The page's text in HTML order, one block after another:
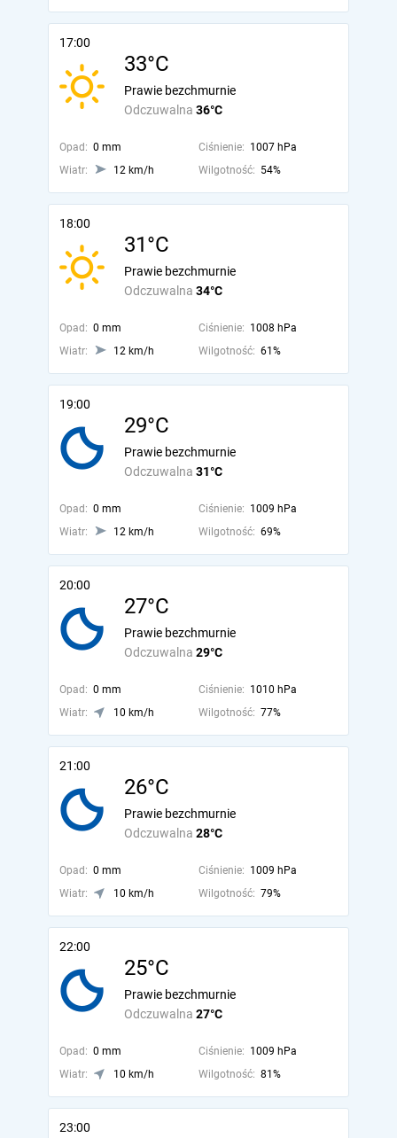
17:00
33°C
Odczuwalna 36°C
Prawie bezchmurnie
Opad: 0 mm Ciśnienie: 1007 hPa
Wiatr:
12 km/h Wilgotność: 54%
18:00
31°C
Odczuwalna 34°C
Prawie bezchmurnie
Opad: 0 mm Ciśnienie: 1008 hPa
Wiatr:
12 km/h Wilgotność: 61%
19:00
29°C
Odczuwalna 31°C
Prawie bezchmurnie
Opad: 0 mm Ciśnienie: 1009 hPa
Wiatr:
12 km/h Wilgotność: 69%
20:00
27°C
Odczuwalna 29°C
Prawie bezchmurnie
Opad: 0 mm Ciśnienie: 1010 hPa
Wiatr:
10 km/h Wilgotność: 77%
21:00
26°C
Odczuwalna 28°C
Prawie bezchmurnie
Opad: 0 mm Ciśnienie: 1009 hPa
Wiatr:
10 km/h Wilgotność: 79%
22:00
25°C
Odczuwalna 27°C
Prawie bezchmurnie
Opad: 0 mm Ciśnienie: 1009 hPa
Wiatr:
10 km/h Wilgotność: 81%
23:00